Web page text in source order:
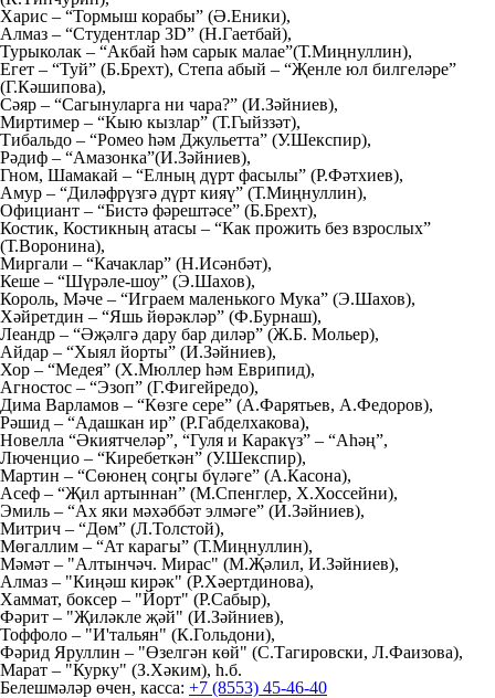
Харис – “Тормыш корабы” (Ә.Еники),
Алмаз – “Студентлар 3D” (Н.Гаетбай),
Турыколак – “Акбай һәм сарык малае”(Т.Миңнуллин),
Егет – “Туй” (Б.Брехт), Степа абый – “Җенле юл билгеләре”
(Г.Кәшипова),
Сәяр – “Сагынуларга ни чара?” (И.Зәйниев),
Миртимер – “Кыю кызлар” (Т.Гыйззәт),
Тибальдо – “Ромео һәм Джульетта” (У.Шекспир),
Рәдиф – “Амазонка”(И.Зәйниев),
Гном, Шамакай – “Елның дүрт фасылы” (Р.Фәтхиев),
Амур – “Диләфрүзгә дүрт кияү” (Т.Миңнуллин),
Официант – “Бистә фәрештәсе” (Б.Брехт),
Костик, Костикның атасы – “Как прожить без взрослых”
(Т.Воронина),
Миргали – “Качаклар” (Н.Исәнбәт),
Кеше – “Шүрәле-шоу” (Э.Шахов),
Король, Мәче – “Играем маленького Мука” (Э.Шахов),
Хәйретдин – “Яшь йөрәкләр” (Ф.Бурнаш),
Леандр – “Әҗәлгә дару бар диләр” (Ж.Б. Мольер),
Айдар – “Хыял йорты” (И.Зәйниев),
Хор – “Медея” (Х.Мюллер hәм Еврипид),
Агностос – “Эзоп” (Г.Фигейредо),
Дима Варламов – “Көзге сере” (А.Фарятьев, А.Федоров),
Рәшид – “Адашкан ир” (Р.Габделхакова),
Новелла “Әкиятчеләр”, “Гуля и Каракүз” – “Аhәң”,
Люченцио – “Киребеткән” (У.Шекспир),
Мартин – “Сөюнең соңгы бүләге” (А.Касона),
Асеф – “Җил артыннан” (М.Спенглер, Х.Хоссейни),
Эмиль – “Ах яки мәхәббәт элмәге” (И.Зәйниев),
Митрич – “Дөм” (Л.Толстой),
Мөгаллим – “Ат карагы” (Т.Миңнуллин),
Мәмәт – "Алтынчәч. Мирас" (М.Җәлил, И.Зәйниев),
Алмаз – "Киңәш кирәк" (Р.Хәертдинова),
Хаммат, боксер – "Йорт" (Р.Сабыр),
Фәрит – "Җиләкле җәй" (И.Зәйниев),
Тоффоло – "И'тальян" (К.Гольдони),
Фәрид Яруллин – "Өзелгән көй" (С.Тагировски, Л.Фаизова),
Марат – "Курку" (З.Хәким), һ.б.
Белешмәләр өчен, касса: +7 (8553) 45-46-40